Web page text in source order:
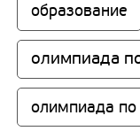
образование
олимпиада
олимпиада по